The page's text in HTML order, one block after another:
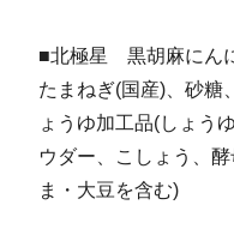
■北極星 黒胡麻にん
たまねぎ(国産)、砂糖
ょうゆ加工品(しょう
ウダー、こしょう、
ま・大豆を含む)